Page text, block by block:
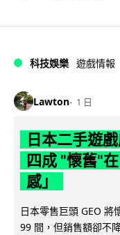
科技娛樂 遊戲情報
Lawton 1 日
日本二手遊
四成 "懷舊"
感」
日本零售巨頭 GEO 將
99 間，但銷售額卻不